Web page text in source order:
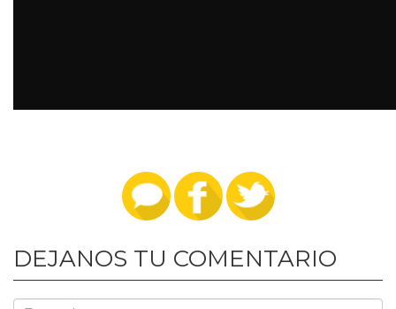
DEJANOS TU COMENTARIO